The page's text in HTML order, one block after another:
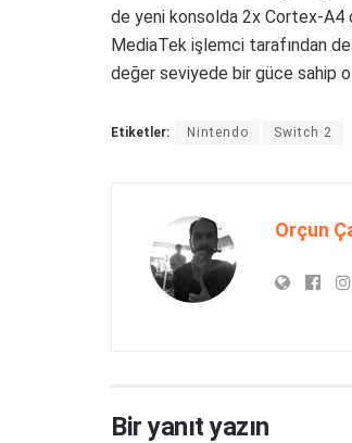
de yeni konsolda 2x Cortex-
MediaTek işlemci tarafından
değer seviyede bir güce sahip
Etiketler: Nintendo Switch 2
Orçun
Bir yanıt yazın